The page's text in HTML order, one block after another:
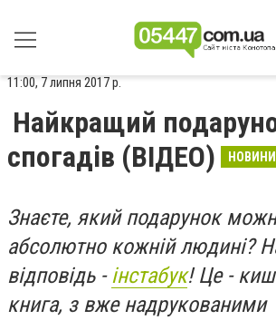
11:00, 7 липня 2017 р.
Найкращий
спогадів (ВІДЕО)
Знаєте, який подарунок
абсолютно кожній людині?
відповідь -інстабук! Це -
книга, з вже надрукованими